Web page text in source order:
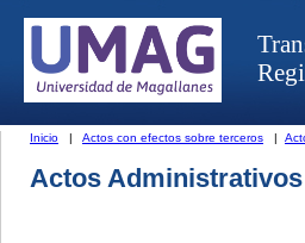
Inicio | Actos con efectos sobre terceros |
Actos